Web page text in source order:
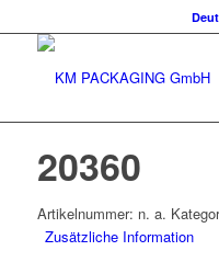
20360
Artikelnummer: n. a.
Zusätzliche Information